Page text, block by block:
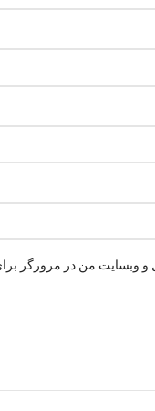
و وبسایت من در مرورگر